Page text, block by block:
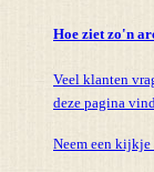
Hoe ziet zo'n
Veel klanten
deze pagina
Neem een kijkje